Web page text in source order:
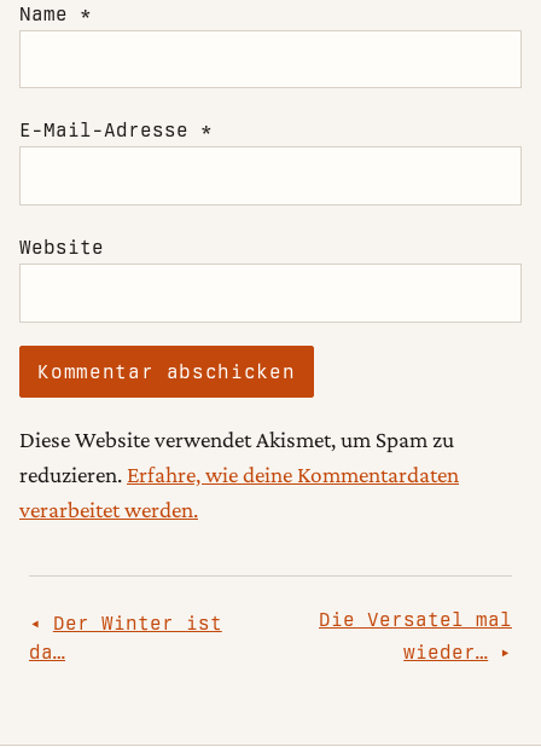
Name *
E-Mail-Adresse *
Website
Diese Website verwendet Akismet, um Spam zu
reduzieren. Erfahre, wie deine Kommentardaten
verarbeitet werden.
Beitragsnavigation
Der Winter ist
da…
Die Versatel mal
wieder…